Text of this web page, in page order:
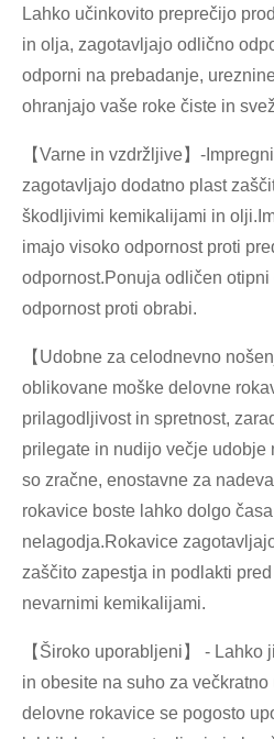
Lahko učinkovito preprečijo
in olja, zagotavljajo odlično
odporni na prebadanje,
ohranjajo vaše roke čiste in
【Varne in vzdržljive】-
zagotavljajo dodatno plast
škodljivimi kemikalijami in
imajo visoko odpornost proti
odpornost.Ponuja odličen otipni
odpornost proti obrabi.
【Udobne za celodnevno
oblikovane moške delovne
prilagodljivost in spretnost,
prilegate in nudijo večje udobje
so zračne, enostavne za
rokavice boste lahko dolgo
nelagodja.Rokavice
zaščito zapestja in podlakti
nevarnimi kemikalijami.
【Široko uporabljeni】 - Lahko
in obesite na suho za večkratno
delovne rokavice se pogosto